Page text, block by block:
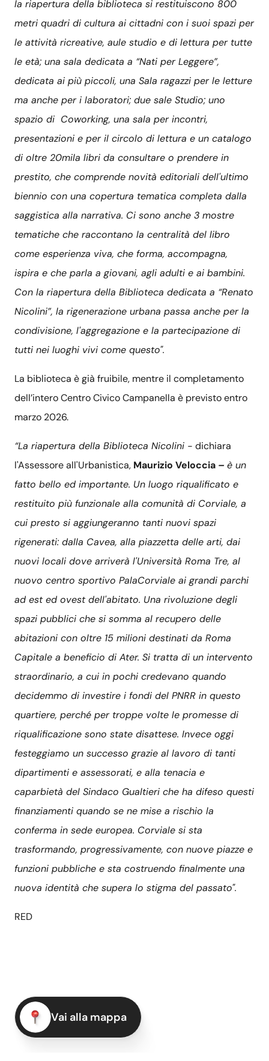
la riapertura della biblioteca si restituiscono 800
metri quadri di cultura ai cittadni con i suoi spazi per
le attività ricreative, aule studio e di lettura per tutte
le età; una sala dedicata a “Nati per Leggere”,
dedicata ai più piccoli, una Sala ragazzi per le letture
ma anche per i laboratori; due sale Studio; uno
spazio di Coworking, una sala per incontri,
presentazioni e per il circolo di lettura e un catalogo
di oltre 20mila libri da consultare o prendere in
prestito, che comprende novità editoriali dell'ultimo
biennio con una copertura tematica completa dalla
saggistica alla narrativa. Ci sono anche 3 mostre
tematiche che raccontano la centralità del libro
come esperienza viva, che forma, accompagna,
ispira e che parla a giovani, agli adulti e ai bambini.
Con la riapertura della Biblioteca dedicata a “Renato
Nicolini”, la rigenerazione urbana passa anche per la
condivisione, l'aggregazione e la partecipazione di
tutti nei luoghi vivi come questo".
La biblioteca è già fruibile, mentre il completamento
dell’intero Centro Civico Campanella è previsto entro
marzo 2026.
“La riapertura della Biblioteca Nicolini - dichiara
l'Assessore all'Urbanistica, Maurizio Veloccia – è un
fatto bello ed importante. Un luogo riqualificato e
restituito più funzionale alla comunità di Corviale, a
cui presto si aggiungeranno tanti nuovi spazi
rigenerati: dalla Cavea, alla piazzetta delle arti, dai
nuovi locali dove arriverà l'Università Roma Tre, al
nuovo centro sportivo PalaCorviale ai grandi parchi
ad est ed ovest dell'abitato. Una rivoluzione degli
spazi pubblici che si somma al recupero delle
abitazioni con oltre 15 milioni destinati da Roma
Capitale a beneficio di Ater. Si tratta di un intervento
straordinario, a cui in pochi credevano quando
decidemmo di investire i fondi del PNRR in questo
quartiere, perché per troppe volte le promesse di
riqualificazione sono state disattese. Invece oggi
festeggiamo un successo grazie al lavoro di tanti
dipartimenti e assessorati, e alla tenacia e
caparbietà del Sindaco Gualtieri che ha difeso questi
finanziamenti quando se ne mise a rischio la
conferma in sede europea. Corviale si sta
trasformando, progressivamente, con nuove piazze e
funzioni pubbliche e sta costruendo finalmente una
nuova identità che supera lo stigma del passato".
RED
Vai alla mappa